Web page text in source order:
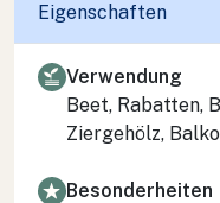
Eigenschaften
Verwendung
Beet, Rabatten,
Ziergehölz,
Besonderheiten